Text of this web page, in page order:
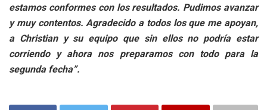
estamos conformes con los resultados. Pudimos avanzar
y muy contentos. Agradecido a todos los que me apoyan,
a Christian y su equipo que sin ellos no podría estar
corriendo y ahora nos preparamos con todo para la
segunda fecha”.